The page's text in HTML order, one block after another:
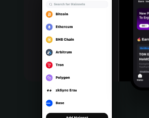
Português (Portugal)
Bahasa Indonesia
Português (Brasil)